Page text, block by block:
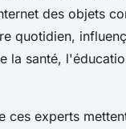
des objets
quotidien,
la santé,
ces experts